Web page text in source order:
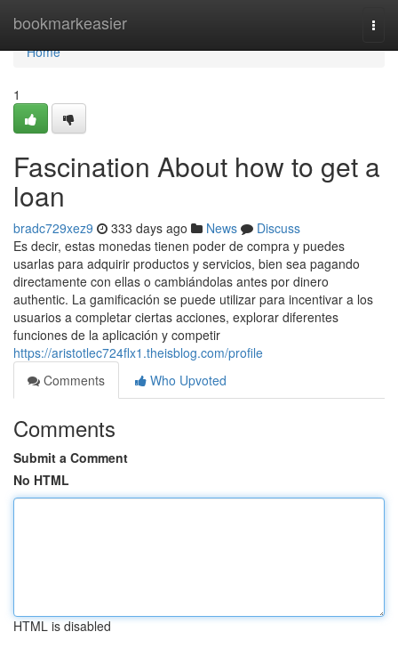
bookmarkeasier
Home
Home
1
Fascination About how to get a
loan
bradc729xez9 333 days ago News
Discuss
Es decir, estas monedas tienen poder de compra y puedes
usarlas para adquirir productos y servicios, bien sea pagando
directamente con ellas o cambiándolas antes por dinero
authentic. La gamificación se puede utilizar para incentivar a los
usuarios a completar ciertas acciones, explorar diferentes
funciones de la aplicación y competir
https://aristotlec724flx1.theisblog.com/profile
Comments
Who Upvoted
Comments
Submit a Comment
No HTML
HTML is disabled